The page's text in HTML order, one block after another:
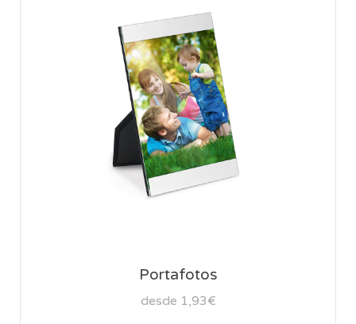
Portafotos
desde 1,93€